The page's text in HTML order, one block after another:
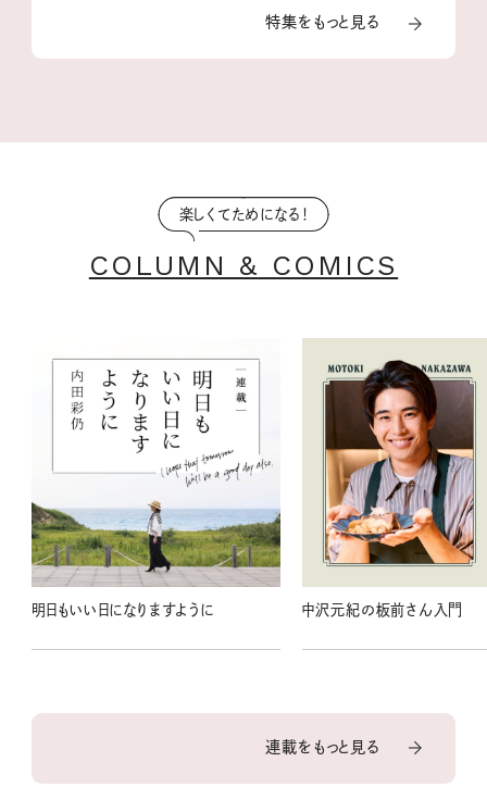
特集をもっと見る
楽しくてためになる！
COLUMN & COMICS
明日もいい日になりますように 中沢元紀の板前さん入門
連載をもっと見る